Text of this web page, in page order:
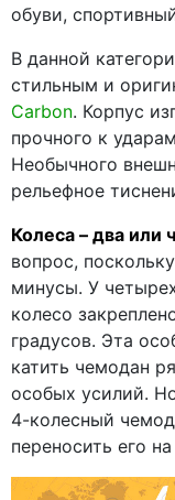
обуви,
В данной
стильным и
Carbon. Корпус
прочного к
Необычного
рельефное
Колеса – два или
вопрос,
минусы. У
колесо
градусов. Эта
катить чемодан
особых усилий.
4-колесный
переносить его